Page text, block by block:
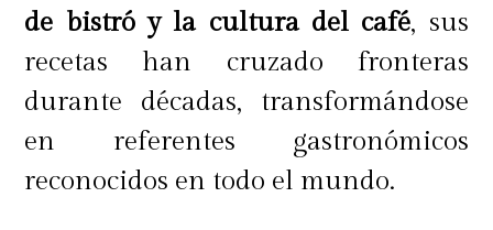
de bistró y la cultura del café, sus
recetas han cruzado fronteras
durante décadas, transformándose
en referentes gastronómicos
reconocidos en todo el mundo.